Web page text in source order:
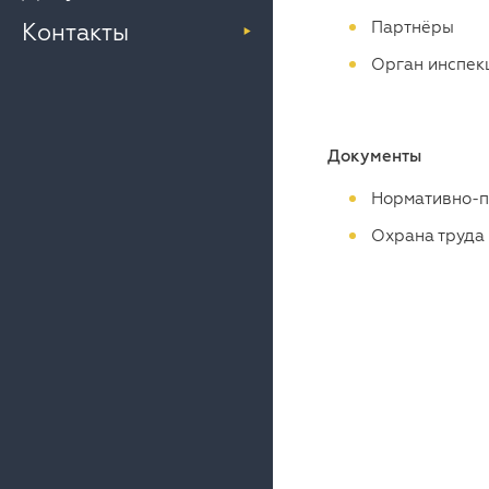
Контакты
Партнёры
Орган
Документы
Нормативно-
Охрана труда